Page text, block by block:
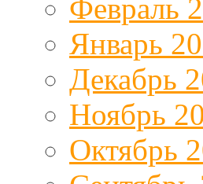
Февраль
Январь
Декабрь
Ноябрь
Октябрь